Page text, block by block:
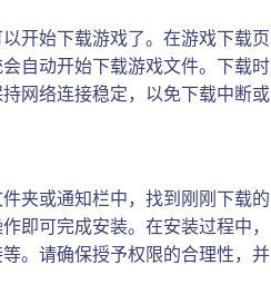
开始下载游戏了。在游戏下载页
自动开始下载游戏文件。下载时
网络连接稳定，以免下载中断或
夹或通知栏中，找到刚刚下载的
即可完成安装。在安装过程中，
。请确保授予权限的合理性，并